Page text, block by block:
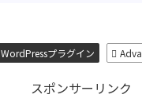
WordPressプラグイン
スポンサーリンク